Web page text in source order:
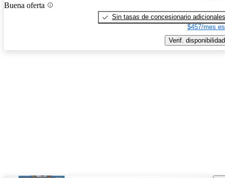
Buena oferta
Sin tasas de concesionario adicionales
$457/mes
Verif. disponibilidad